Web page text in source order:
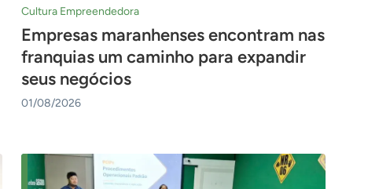
Cultura Empreendedora
Empresas maranhenses encontram nas
franquias um caminho para expandir
seus negócios
01/08/2026